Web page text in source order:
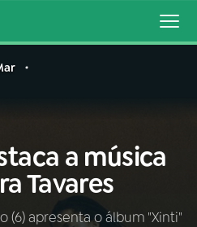
a música
Tavares
apresenta o álbum "Xinti"